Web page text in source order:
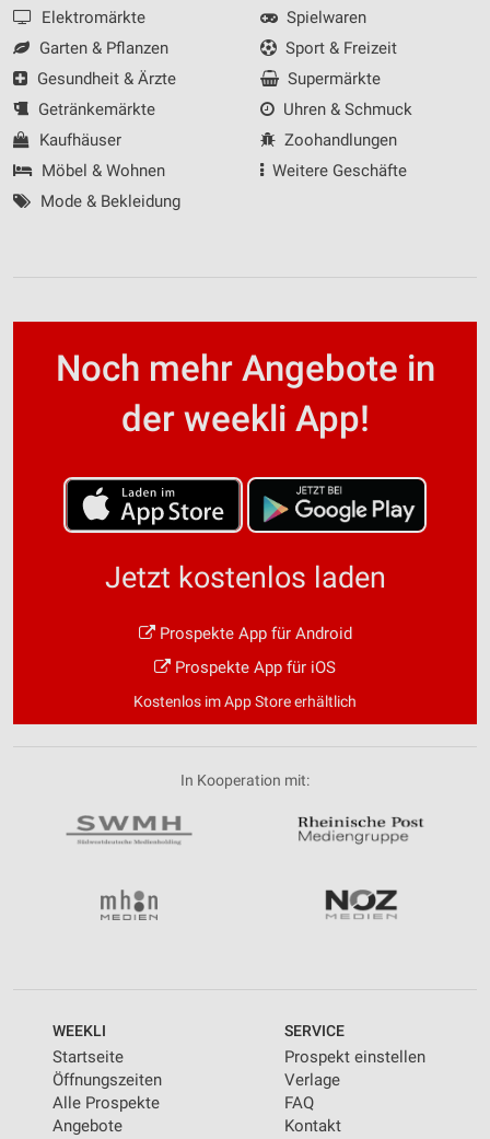
Elektromärkte
Garten & Pflanzen
Gesundheit & Ärzte
Getränkemärkte
Kaufhäuser
Möbel & Wohnen
Mode & Bekleidung
Spielwaren
Sport & Freizeit
Supermärkte
Uhren & Schmuck
Zoohandlungen
Weitere Geschäfte
Noch mehr Angebote in
der weekli App!
Jetzt kostenlos laden
Prospekte App für Android
Prospekte App für iOS
Kostenlos im App Store erhältlich
In Kooperation mit:
WEEKLI
Startseite
Öffnungszeiten
Alle Prospekte
Angebote
SERVICE
Prospekt einstellen
Verlage
FAQ
Kontakt